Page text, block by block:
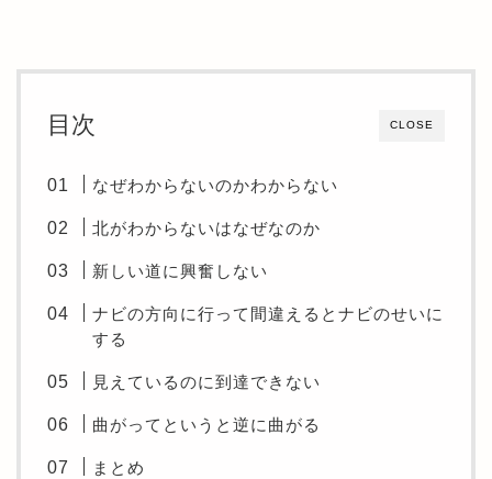
CLOSE
目次
なぜわからないのかわからない
北がわからないはなぜなのか
新しい道に興奮しない
ナビの方向に行って間違えるとナビのせいに
する
見えているのに到達できない
曲がってというと逆に曲がる
まとめ